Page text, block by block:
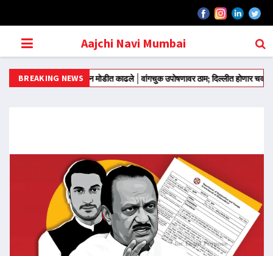
Aajchi Navi Mumbai
BREAKING NEWS
मंतरवरून आंदोलन मोडीत काढले वांगचुक उपोषणावर ठाम; दिल्लीत होणार चक्काजाम